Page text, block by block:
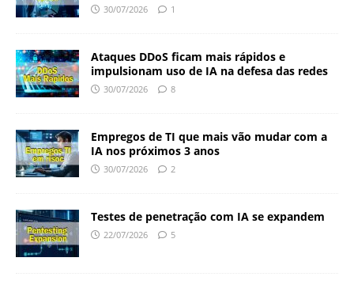
30/07/2026 1
Ataques DDoS ficam mais rápidos e
impulsionam uso de IA na defesa das redes
30/07/2026 8
Empregos de TI que mais vão mudar com a
IA nos próximos 3 anos
30/07/2026 2
Testes de penetração com IA se expandem
22/07/2026 5